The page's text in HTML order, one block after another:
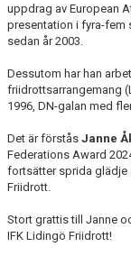
uppdrag av European
presentation i fyra-fem
sedan år 2003.
Dessutom har han
friidrottsarrangemang
1996, DN-galan med
Det är förstås Janne
Federations Award
fortsätter sprida glädje
Friidrott.
Stort grattis till Janne
IFK Lidingö Friidrott!